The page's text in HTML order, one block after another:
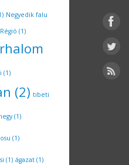
Negyedik falu
(1)
(1)
(2) tibeti
(1)
(1)
(1) ágazat (1)